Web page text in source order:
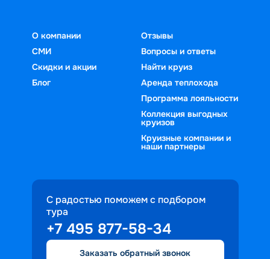
О компании
СМИ
Скидки и акции
Блог
Отзывы
Вопросы и ответы
Найти круиз
Аренда теплохода
Программа лояльности
Коллекция выгодных
круизов
Круизные компании и
наши партнеры
С радостью поможем с подбором
тура
+7 495 877-58-34
Заказать обратный звонок